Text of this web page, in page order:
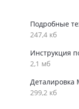
Подробные
247,4 кб
Инструкция
2,1 мб
Деталировка
299,2 кб